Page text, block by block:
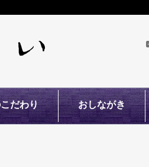
だわり おしながき